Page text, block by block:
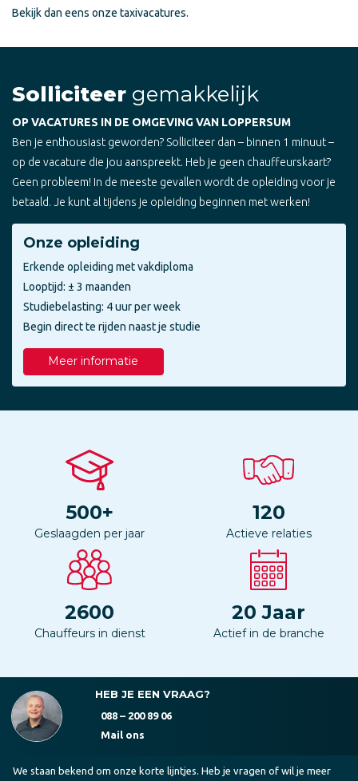
Bekijk dan eens onze taxivacatures.
Solliciteer gemakkelijk
OP VACATURES IN DE OMGEVING VAN LOPPERSUM
Ben je enthousiast geworden? Solliciteer dan – binnen 1 minuut –
op de vacature die jou aanspreekt. Heb je geen chauffeurskaart?
Geen probleem! In de meeste gevallen wordt de opleiding voor je
betaald. Je kunt al tijdens je opleiding beginnen met werken!
Onze opleiding
Erkende opleiding met vakdiploma
Looptijd: ± 3 maanden
Studiebelasting: 4 uur per week
Begin direct te rijden naast je studie
Meer informatie
500+
Geslaagden per jaar
120
Actieve relaties
2600
Chauffeurs in dienst
20 Jaar
Actief in de branche
HEB JE EEN VRAAG?
088 – 200 89 06
Mail ons
We staan bekend om onze korte lijntjes. Heb je vragen of wil je meer